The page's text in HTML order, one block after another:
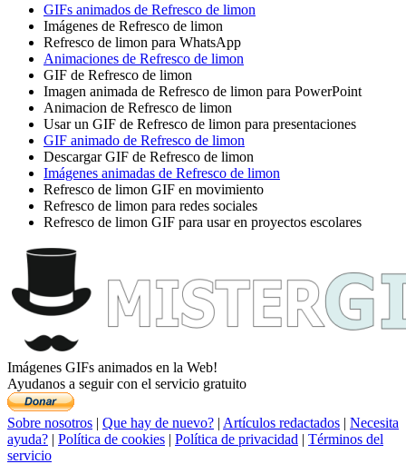
GIFs animados de Refresco de limon
Imágenes de Refresco de limon
Refresco de limon para WhatsApp
Animaciones de Refresco de limon
GIF de Refresco de limon
Imagen animada de Refresco de limon para PowerPoint
Animacion de Refresco de limon
Usar un GIF de Refresco de limon para presentaciones
GIF animado de Refresco de limon
Descargar GIF de Refresco de limon
Imágenes animadas de Refresco de limon
Refresco de limon GIF en movimiento
Refresco de limon para redes sociales
Refresco de limon GIF para usar en proyectos escolares
Imágenes GIFs animados en la Web!
Ayudanos a seguir con el servicio gratuito
Sobre nosotros | Que hay de nuevo? | Artículos redactados | Necesita
ayuda? | Política de cookies | Política de privacidad | Términos del
servicio